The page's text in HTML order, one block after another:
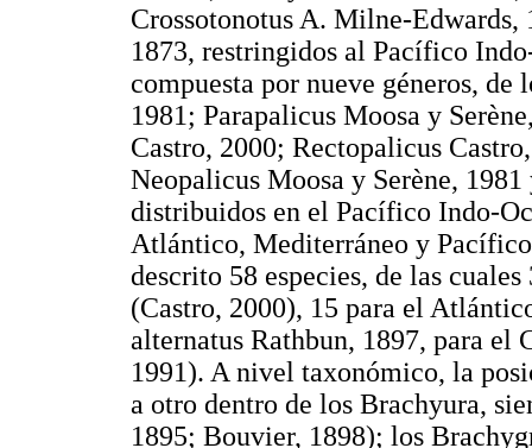
Crossotonotus A. Milne-
1873, restringidos al Pacífico
compuesta por nueve géneros, de
1981; Parapalicus Moosa y
Castro, 2000; Rectopalicus
Neopalicus Moosa y Serène,
distribuidos en el Pacífico Indo-
Atlántico, Mediterráneo y
descrito 58 especies, de las
(Castro, 2000), 15 para el
alternatus Rathbun, 1897, para el
1991). A nivel taxonómico, la
a otro dentro de los Brachyura,
1895; Bouvier, 1898); los